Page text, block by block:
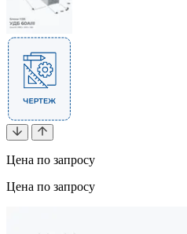
Цена по запросу
Цена по запросу